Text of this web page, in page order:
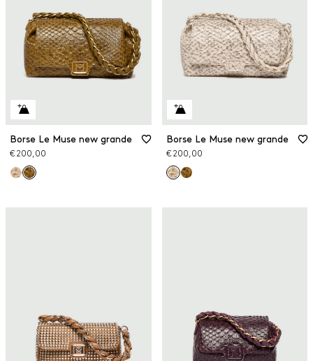
Borse Le Muse new grande
€ 200,00
Borse Le Muse new grande
€ 200,00